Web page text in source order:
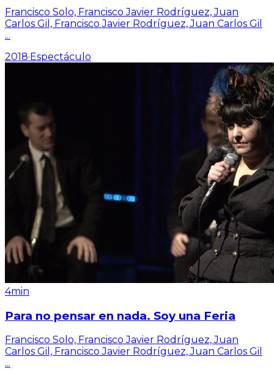
Francisco Solo, Francisco Javier Rodríguez, Juan
Carlos Gil, Francisco Javier Rodríguez, Juan Carlos Gil
...
2018·Espectáculo
4min
Para no pensar en nada. Soy una Feria
Francisco Solo, Francisco Javier Rodríguez, Juan
Carlos Gil, Francisco Javier Rodríguez, Juan Carlos Gil
...